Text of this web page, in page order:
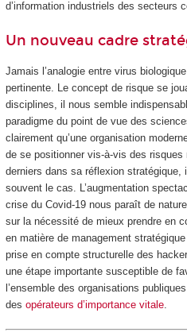
d’information industriels des secteurs
Un nouveau cadre
Jamais l’analogie entre virus
pertinente. Le concept de risque se
disciplines, il nous semble
paradigme du point de vue des
clairement qu’une organisation
de se positionner vis-à-vis des risques
derniers dans sa réflexion stratégique,
souvent le cas. L’augmentation
crise du Covid-19 nous paraît de
sur la nécessité de mieux prendre en
en matière de management
prise en compte structurelle des
une étape importante susceptible de
l’ensemble des organisations
des opérateurs d’importance vitale.